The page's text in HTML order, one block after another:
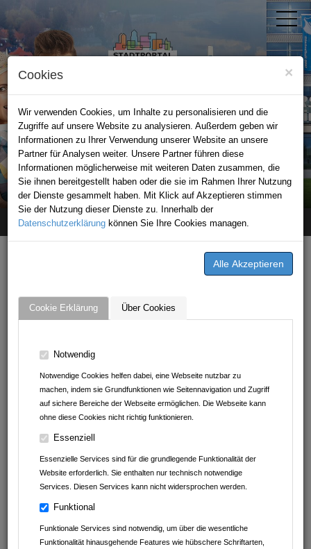
×
Cookies
Wir verwenden Cookies, um Inhalte zu personalisieren und die
Zugriffe auf unsere Website zu analysieren. Außerdem geben wir
Informationen zu Ihrer Verwendung unserer Website an unsere
Partner für Analysen weiter. Unsere Partner führen diese
Informationen möglicherweise mit weiteren Daten zusammen, die
Sie ihnen bereitgestellt haben oder die sie im Rahmen Ihrer Nutzung
der Dienste gesammelt haben. Mit Klick auf Akzeptieren stimmen
Sie der Nutzung dieser Dienste zu. Innerhalb der
Datenschutzerklärung können Sie Ihre Cookies managen.
Cookie Erklärung Über Cookies
Notwendig
Notwendige Cookies helfen dabei, eine Webseite nutzbar zu
machen, indem sie Grundfunktionen wie Seitennavigation und Zugriff
auf sichere Bereiche der Webseite ermöglichen. Die Webseite kann
ohne diese Cookies nicht richtig funktionieren.
Essenziell
Essenzielle Services sind für die grundlegende Funktionalität der
Website erforderlich. Sie enthalten nur technisch notwendige
Services. Diesen Services kann nicht widersprochen werden.
Funktional
Funktionale Services sind notwendig, um über die wesentliche
Funktionalität hinausgehende Features wie hübschere Schriftarten,
STADTPORTAL SINSHEIM
Home Angebote Abnehmen im Liegen Sinsheim
ANGEBOTE VON ABNEHMEN
IM LIEGEN SINSHEIM AUS
DER REGION
ANGEBOTE VON
Imbiss am Baumarkt
Müller Reisen
clever fit Mosbach
Leintalzoo Schwaigern
Fachwerk Optik